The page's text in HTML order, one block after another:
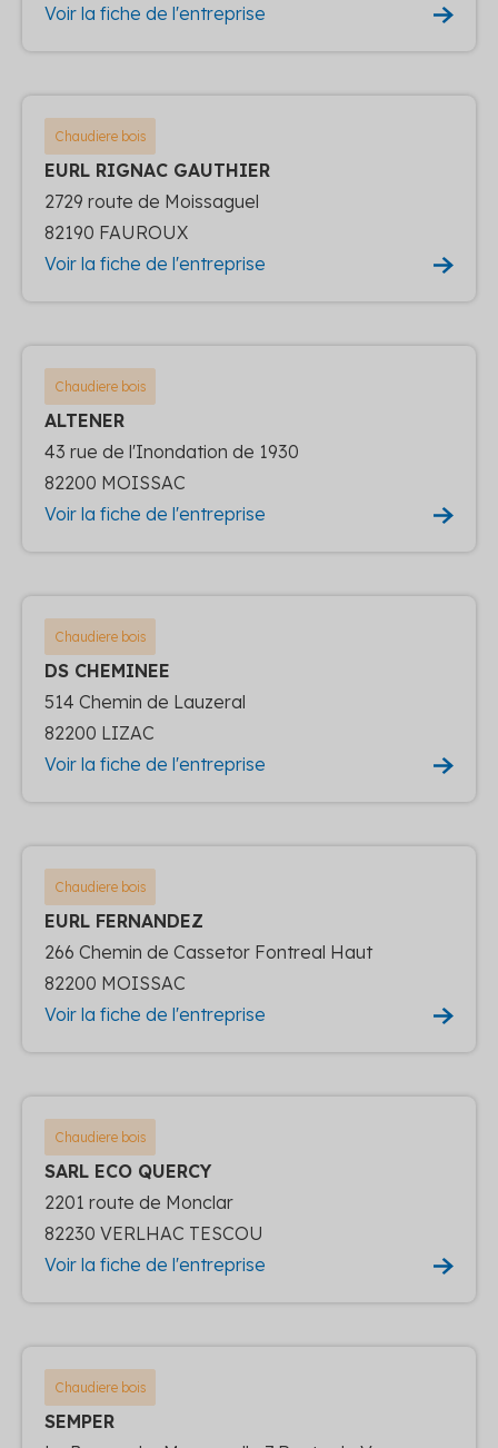
Voir la fiche de l'entreprise
Chaudiere bois
EURL RIGNAC GAUTHIER
2729 route de Moissaguel
82190 FAUROUX
Voir la fiche de l'entreprise
Chaudiere bois
ALTENER
43 rue de l'Inondation de 1930
82200 MOISSAC
Voir la fiche de l'entreprise
Chaudiere bois
DS CHEMINEE
514 Chemin de Lauzeral
82200 LIZAC
Voir la fiche de l'entreprise
Chaudiere bois
EURL FERNANDEZ
266 Chemin de Cassetor Fontreal Haut
82200 MOISSAC
Voir la fiche de l'entreprise
Chaudiere bois
SARL ECO QUERCY
2201 route de Monclar
82230 VERLHAC TESCOU
Voir la fiche de l'entreprise
Chaudiere bois
SEMPER